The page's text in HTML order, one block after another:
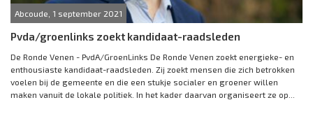
Abcoude, 1 september 2021
Pvda/groenlinks zoekt kandidaat-raadsleden
De Ronde Venen - PvdA/GroenLinks De Ronde Venen zoekt energieke- en
enthousiaste kandidaat-raadsleden. Zij zoekt mensen die zich betrokken
voelen bij de gemeente en die een stukje socialer en groener willen
maken vanuit de lokale politiek. In het kader daarvan organiseert ze op...